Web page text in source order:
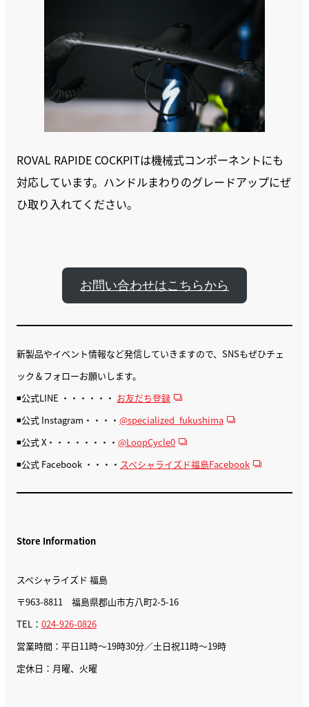
ROVAL RAPIDE COCKPITは機械式コンポーネントにも
対応しています。ハンドルまわりのグレードアップにぜ
ひ取り入れてください。
お問い合わせはこちらから
新製品やイベント情報など発信していきますので、SNSもぜひチェ
ック＆フォローお願いします。
◾️公式LINE ・・・・・・ お友だち登録
◾️公式 Instagram・・・・ @specialized_fukushima
◾️公式 X・・・・・・・・ @LoopCycle0
◾️公式 Facebook ・・・・ スペシャライズド福島Facebook
Store Information
スペシャライズド 福島
〒963-8811 福島県郡山市方八町2-5-16
TEL： 024-926-0826
営業時間：平日11時～19時30分／土日祝11時～19時
定休日：月曜、火曜